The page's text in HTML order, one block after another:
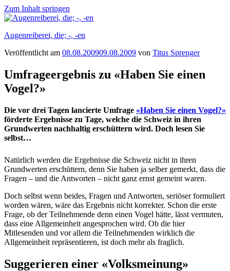
Zum Inhalt springen
Augenreiberei, die; -, -en
Veröffentlicht am 08.08.200909.08.2009 von Titus Sprenger
Umfrageergebnis zu «Haben Sie einen
Vogel?»
Die vor drei Tagen lancierte Umfrage «Haben Sie einen Vogel?»
förderte Ergebnisse zu Tage, welche die Schweiz in ihren
Grundwerten nachhaltig erschüttern wird. Doch lesen Sie
selbst…
Natürlich werden die Ergebnisse die Schweiz nicht in ihren
Grundwerten erschüttern, denn Sie haben ja selber gemerkt, dass die
Fragen – und die Antworten – nicht ganz ernst gemeint waren.
Doch selbst wenn beides, Fragen und Antworten, seriöser formuliert
worden wären, wäre das Ergebnis nicht korrekter. Schon die erste
Frage, ob der Teilnehmende denn einen Vogel hätte, lässt vermuten,
dass eine Allgemeinheit angesprochen wird. Ob die hier
Mitlesenden und vor allem die Teilnehmenden wirklich die
Allgemeinheit repräsentieren, ist doch mehr als fraglich.
Suggerieren einer «Volksmeinung»